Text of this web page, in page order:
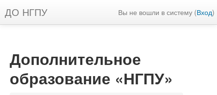
ДО НГПУ Вы не вошли в систему (Вход)
Дополнительное
образование «НГПУ»